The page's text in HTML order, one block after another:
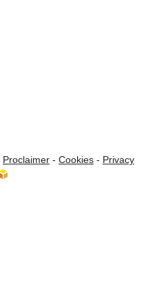
Proclaimer- Cookies- Privacy